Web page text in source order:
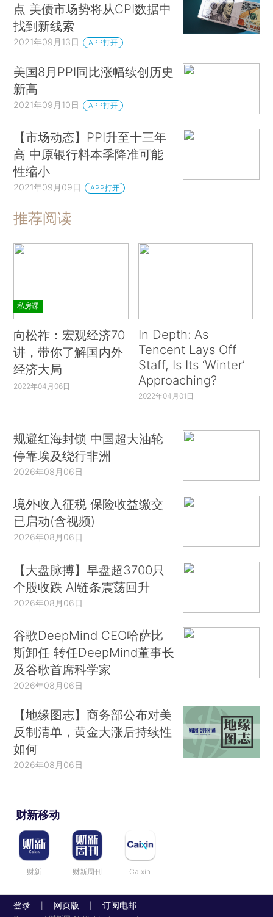
点 美债市场势将从CPI数据中
找到新线索
2021年09月13日 APP打开
美国8月PPI同比涨幅续创历史
新高
2021年09月10日 APP打开
【市场动态】PPI升至十三年
高 中原银行料本季降准可能
性缩小
2021年09月09日 APP打开
推荐阅读
私房课
向松祚：宏观经济70
讲，带你了解国内外
经济大局
2022年04月06日
In Depth: As
Tencent Lays Off
Staff, Is Its ‘Winter’
Approaching?
2022年04月01日
规避红海封锁 中国超大油轮
停靠埃及绕行非洲
2026年08月06日
境外收入征税 保险收益缴交
已启动(含视频)
2026年08月06日
【大盘脉搏】早盘超3700只
个股收跌 AI链条震荡回升
2026年08月06日
谷歌DeepMind CEO哈萨比
斯卸任 转任DeepMind董事长
及谷歌首席科学家
2026年08月06日
【地缘图志】商务部公布对美
反制清单，黄金大涨后持续性
如何
2026年08月06日
财新移动
财新 财新周刊 Caixin
登录 网页版 订阅电邮